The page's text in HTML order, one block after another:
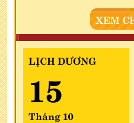
XEM
LỊCH DƯƠNG
15
Tháng 10